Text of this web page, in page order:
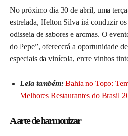
No próximo dia 30 de abril, uma
estrelada, Helton Silva irá conduzir
odisseia de sabores e aromas. O
do Pepe”, oferecerá a oportunidade
especiais da vinícola, entre vinhos
Leia também: Bahia no Topo:
Melhores Restaurantes do Brasil
A arte de harmonizar